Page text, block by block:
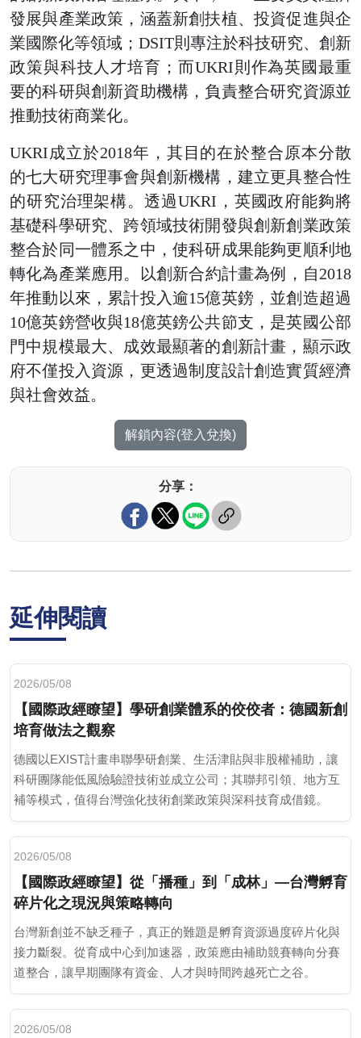
發展與產業政策，涵蓋新創扶植、投資促進與企
業國際化等領域；DSIT則專注於科技研究、創新
政策與科技人才培育；而UKRI則作為英國最重
要的科研與創新資助機構，負責整合研究資源並
推動技術商業化。
UKRI成立於2018年，其目的在於整合原本分散
的七大研究理事會與創新機構，建立更具整合性
的研究治理架構。透過UKRI，英國政府能夠將
基礎科學研究、跨領域技術開發與創新創業政策
整合於同一體系之中，使科研成果能夠更順利地
轉化為產業應用。以創新合約計畫為例，自2018
年推動以來，累計投入逾15億英鎊，並創造超過
10億英鎊營收與18億英鎊公共節支，是英國公部
門中規模最大、成效最顯著的創新計畫，顯示政
府不僅投入資源，更透過制度設計創造實質經濟
與社會效益。
解鎖內容(登入兌換)
分享：
延伸閱讀
2026/05/08
【國際政經瞭望】學研創業體系的佼佼者：德國新創
培育做法之觀察
德國以EXIST計畫串聯學研創業、生活津貼與非股權補助，讓
科研團隊能低風險驗證技術並成立公司；其聯邦引領、地方互
補等模式，值得台灣強化技術創業政策與深科技育成借鏡。
2026/05/08
【國際政經瞭望】從「播種」到「成林」―台灣孵育
碎片化之現況與策略轉向
台灣新創並不缺乏種子，真正的難題是孵育資源過度碎片化與
接力斷裂。從育成中心到加速器，政策應由補助競賽轉向分賽
道整合，讓早期團隊有資金、人才與時間跨越死亡之谷。
2026/05/08